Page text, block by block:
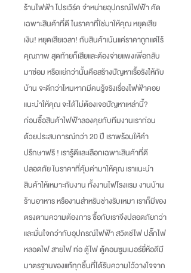
ร้านไฟฟ้า โปรเวิร์ค จำหน่ายอุปกรณ์ไฟฟ้า คัด
เฉพาะสินค้าที่ดี ในราคาที่ใช่มาให้คุณ หยุดเสีย
เงิน!หยุดเสียเวลา!กับสินค้าเน้นแค่ราคาถูกแต่ไร้
คุณภาพ สุดท้ายก็เสียและต้องจ่ายแพงเพื่อกลับ
มาซ่อม หรือแย่กว่านั้นคือสร้างปัญหาเรื้อรังให้กับ
บ้าน จะดีกว่าไหมหากมีคนรู้จริงเรื่องไฟฟ้าคอย
แนะนำให้คุณ จะได้ไม่ต้องเจอปัญหาเหล่านี้?
ก่อนซื้อสินค้าไฟฟ้าลองคุยกับทีมงานเราก่อน
ด้วยประสบการณ์กว่า20ปี เราพร้อมให้คำ
ปรึกษาฟรี! เรารู้ดีและเลือกเฉพาะสินค้าที่ดี
ปลอดภัย ในราคาที่คุ้มค่ามาให้คุณ เราแนะนำ
สินค้าให้เหมาะกับงาน ทั้งงานไฟโรงแรม งานบ้าน
ร้านอาหาร หรืองานสำหรับช่างรับเหมา เราก็มีของ
ตรงตามความต้องการ ซื้อกับเราจึงปลอดภัยกว่า
และมั่นใจกว่ากับอุปกรณ์ไฟฟ้า สวิตช์ไฟ ปลั๊กไฟ
หลอดไฟ สายไฟ ท่อ ตู้ไฟ ตู้คอนซูมเมอร์ยี่ห้อดีมี
มาตรฐานของแท้ทุกชิ้นที่ได้รับความไว้วางใจจาก